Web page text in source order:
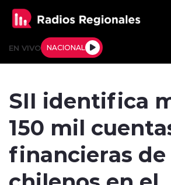
EN VIVO NACIONAL
Tendencias
Deportes
SII identifica
150 mil
financieras de